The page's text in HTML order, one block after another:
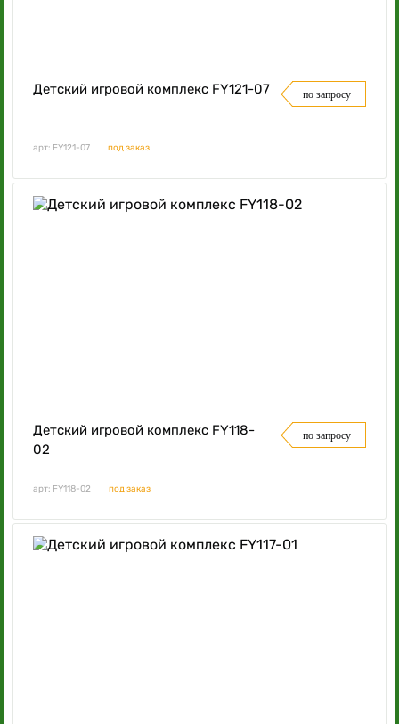
Детский игровой комплекс FY121-07 по запросу
арт: FY121-07 под заказ
Детский игровой комплекс FY118-
02
по запросу
арт: FY118-02 под заказ